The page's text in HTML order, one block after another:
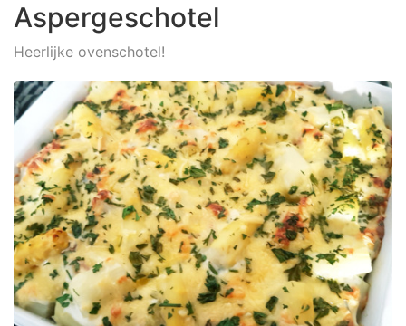
Aspergeschotel
Heerlijke ovenschotel!